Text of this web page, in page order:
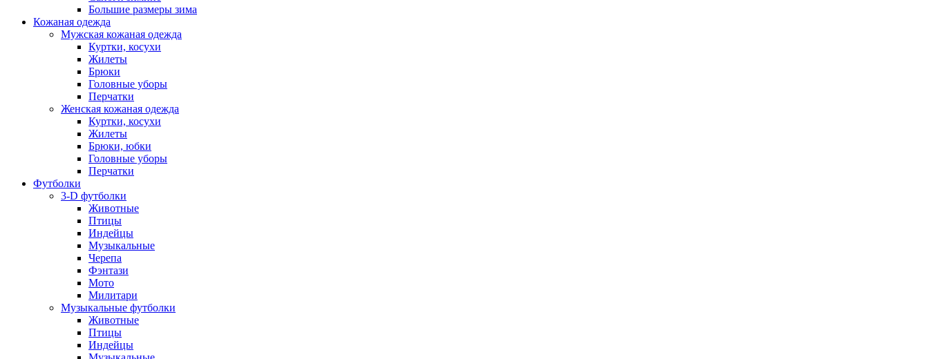
Большие размеры зима
Кожаная одежда
Мужская кожаная одежда
Куртки, косухи
Жилеты
Брюки
Головные уборы
Перчатки
Женская кожаная одежда
Куртки, косухи
Жилеты
Брюки, юбки
Головные уборы
Перчатки
Футболки
3-D футболки
Животные
Птицы
Индейцы
Музыкальные
Черепа
Фэнтази
Мото
Милитари
Музыкальные футболки
Животные
Птицы
Индейцы